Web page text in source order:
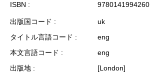
ISBN
9780141994260
出版国コード
uk
タイトル言語コード
eng
本文言語コード
eng
出版地
[London]